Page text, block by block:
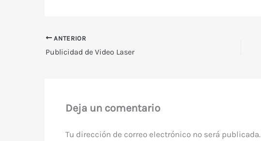
ANTERIOR
Publicidad de Video Laser
Deja un comentario
Tu dirección de correo electrónico no será publicada.